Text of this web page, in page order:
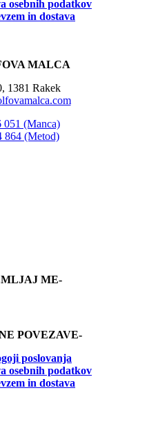
osebnih podatkov
in dostava
MALCA
1381 Rakek
051 (Manca)
864 (Metod)
ME-
POVEZAVE-
poslovanja
osebnih podatkov
in dostava